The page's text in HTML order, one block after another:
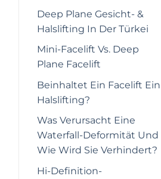
Deep Plane Gesicht- &
Halslifting In Der Türkei
Mini-Facelift Vs. Deep
Plane Facelift
Beinhaltet Ein Facelift Ein
Halslifting?
Was Verursacht Eine
Waterfall-Deformität Und
Wie Wird Sie Verhindert?
Hi-Definition-